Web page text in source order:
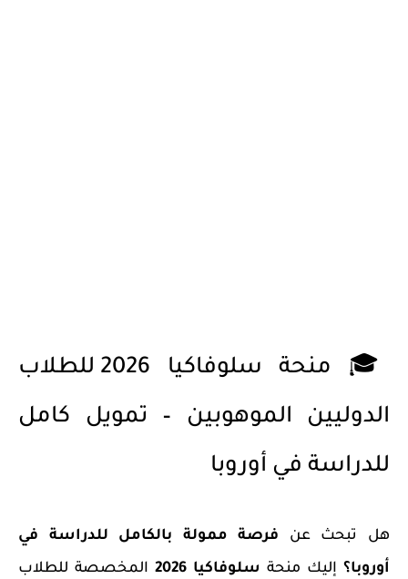
🎓 منحة سلوفاكيا 2026 للطلاب
الدوليين الموهوبين – تمويل كامل
للدراسة في أوروبا
هل تبحث عن فرصة ممولة بالكامل للدراسة في
أوروبا؟ إليك منحة سلوفاكيا 2026
المخصصة للطلاب